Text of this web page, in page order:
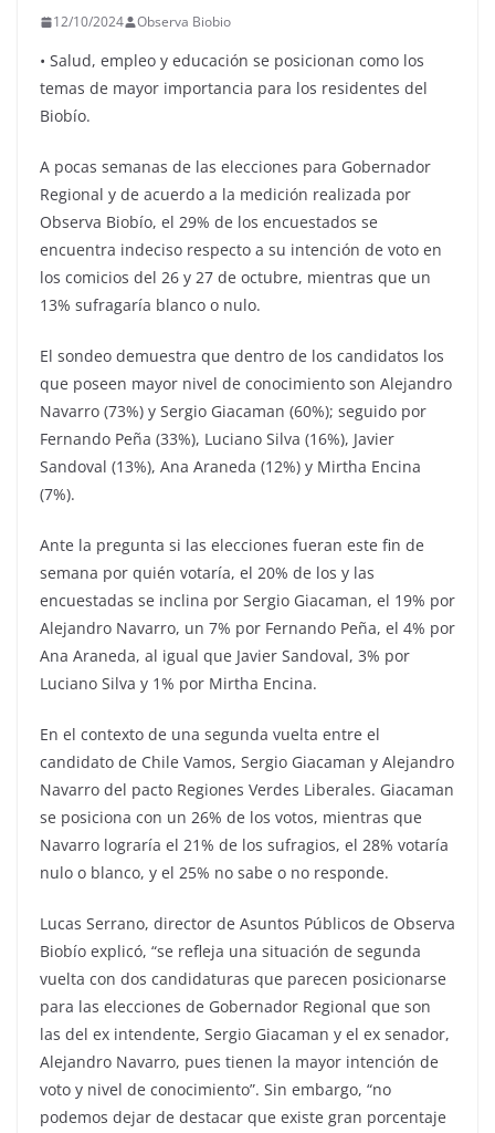
12/10/2024 Observa Biobio
• Salud, empleo y educación se posicionan como los
temas de mayor importancia para los residentes del
Biobío.
A pocas semanas de las elecciones para Gobernador
Regional y de acuerdo a la medición realizada por
Observa Biobío, el 29% de los encuestados se
encuentra indeciso respecto a su intención de voto en
los comicios del 26 y 27 de octubre, mientras que un
13% sufragaría blanco o nulo.
El sondeo demuestra que dentro de los candidatos los
que poseen mayor nivel de conocimiento son Alejandro
Navarro (73%) y Sergio Giacaman (60%); seguido por
Fernando Peña (33%), Luciano Silva (16%), Javier
Sandoval (13%), Ana Araneda (12%) y Mirtha Encina
(7%).
Ante la pregunta si las elecciones fueran este fin de
semana por quién votaría, el 20% de los y las
encuestadas se inclina por Sergio Giacaman, el 19% por
Alejandro Navarro, un 7% por Fernando Peña, el 4% por
Ana Araneda, al igual que Javier Sandoval, 3% por
Luciano Silva y 1% por Mirtha Encina.
En el contexto de una segunda vuelta entre el
candidato de Chile Vamos, Sergio Giacaman y Alejandro
Navarro del pacto Regiones Verdes Liberales. Giacaman
se posiciona con un 26% de los votos, mientras que
Navarro lograría el 21% de los sufragios, el 28% votaría
nulo o blanco, y el 25% no sabe o no responde.
Lucas Serrano, director de Asuntos Públicos de Observa
Biobío explicó, “se refleja una situación de segunda
vuelta con dos candidaturas que parecen posicionarse
para las elecciones de Gobernador Regional que son
las del ex intendente, Sergio Giacaman y el ex senador,
Alejandro Navarro, pues tienen la mayor intención de
voto y nivel de conocimiento”. Sin embargo, “no
podemos dejar de destacar que existe gran porcentaje